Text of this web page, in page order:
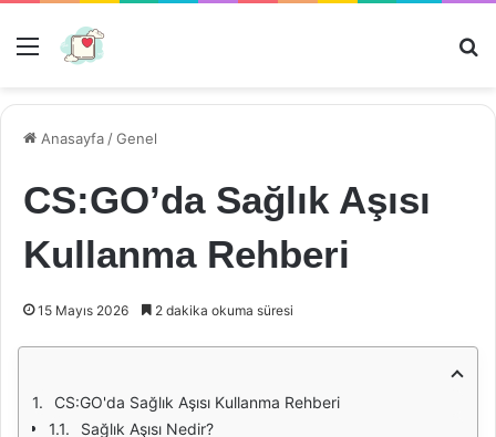
Menü
Anasayfa /Genel
CS:GO’da Sağlık Aşısı
Kullanma Rehberi
15 Mayıs 2026 2 dakika okuma süresi
CS:GO'da Sağlık Aşısı Kullanma Rehberi
Sağlık Aşısı Nedir?